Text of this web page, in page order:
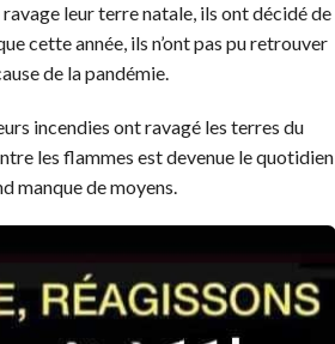
leur terre natale, ils ont décidé de
cette année, ils n’ont pas pu retrouver
de la pandémie.
incendies ont ravagé les terres du
les flammes est devenue le quotidien
manque de moyens.